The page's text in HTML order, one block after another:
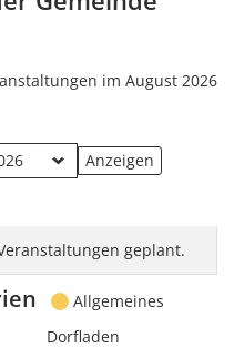
im August 2026
geplant.
Allgemeines
Dorfladen